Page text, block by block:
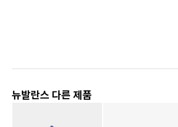
뉴발란스 다른 제품